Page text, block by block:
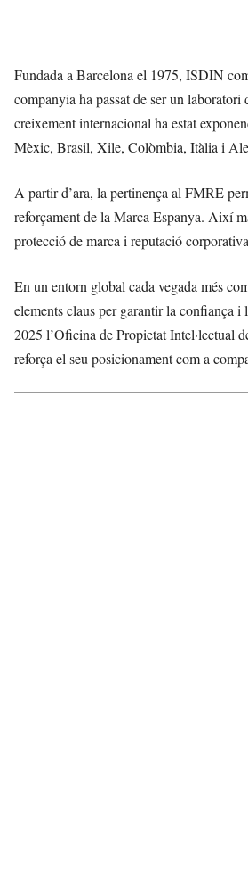
Fundada a Barcelona el 1975, ISDIN
companyia ha passat de ser un
creixement internacional ha estat
Mèxic, Brasil, Xile, Colòmbia, Itàlia i
A partir d’ara, la pertinença al FMRE
reforçament de la Marca Espanya. Així
protecció de marca i reputació
En un entorn global cada vegada més
elements claus per garantir la confiança
2025 l’Oficina de Propietat Intel·lectual
reforça el seu posicionament com a